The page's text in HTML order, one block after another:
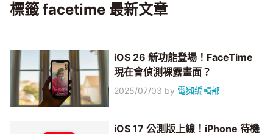
標籤 facetime 最新文章
iOS 26 新功能登場！FaceTime
現在會偵測裸露畫面？
2025/07/03 by 電獺編輯部
iOS 17 公測版上線！iPhone 待機